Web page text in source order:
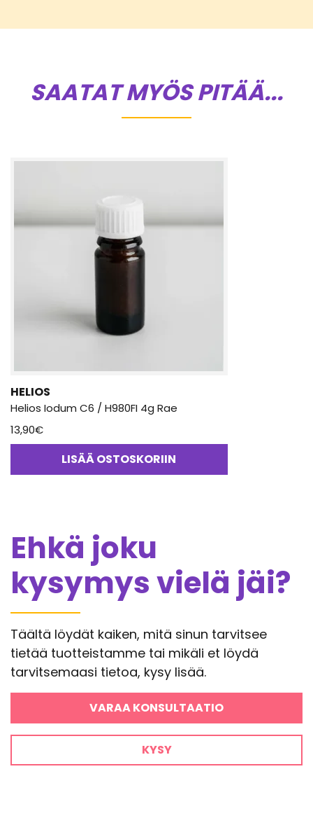
SAATAT MYÖS PITÄÄ...
HELIOS
Helios Iodum C6 / H980FI 4g Rae
13,90€
LISÄÄ OSTOSKORIIN
Ehkä joku
kysymys vielä jäi?
Täältä löydät kaiken, mitä sinun tarvitsee
tietää tuotteistamme tai mikäli et löydä
tarvitsemaasi tietoa, kysy lisää.
VARAA KONSULTAATIO
KYSY